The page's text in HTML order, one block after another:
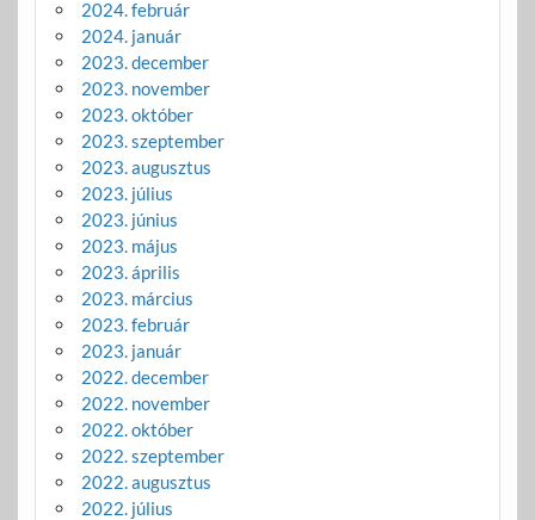
2024. február
2024. január
2023. december
2023. november
2023. október
2023. szeptember
2023. augusztus
2023. július
2023. június
2023. május
2023. április
2023. március
2023. február
2023. január
2022. december
2022. november
2022. október
2022. szeptember
2022. augusztus
2022. július